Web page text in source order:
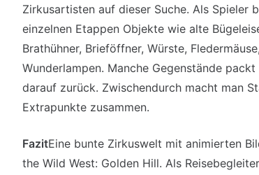
Zirkusartisten auf dieser Suche. Als Spieler
einzelnen Etappen Objekte wie alte
Brathühner, Brieföffner, Würste,
Wunderlampen. Manche Gegenstände
darauf zurück. Zwischendurch macht man
Extrapunkte zusammen.
FazitEine bunte Zirkuswelt mit animierten
the Wild West: Golden Hill. Als